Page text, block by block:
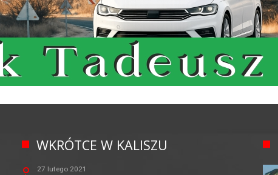
WKRÓTCE W KALISZU
27 lutego 2021